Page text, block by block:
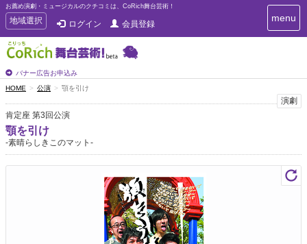
お薦め演劇・ミュージカルのクチコミは、CoRich舞台芸術！
T
o
g
g
e
n
a
v
i
g
a
地域選択 ログイン 会員登録
バナー広告お申込み
T
o
g
a
menu
HOME 公演 顎を引け
演劇
肯定座 第3回公演
顎を引け
-素晴らしきこのマット-